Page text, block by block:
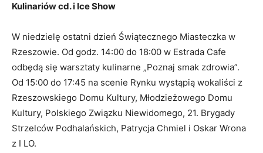
Kulinariów cd. i Ice Show
W niedzielę ostatni dzień Świątecznego Miasteczka w
Rzeszowie. Od godz. 14:00 do 18:00 w Estrada Cafe
odbędą się warsztaty kulinarne „Poznaj smak zdrowia”.
Od 15:00 do 17:45 na scenie Rynku wystąpią wokaliści z
Rzeszowskiego Domu Kultury, Młodzieżowego Domu
Kultury, Polskiego Związku Niewidomego, 21. Brygady
Strzelców Podhalańskich, Patrycja Chmiel i Oskar Wrona
z I LO.